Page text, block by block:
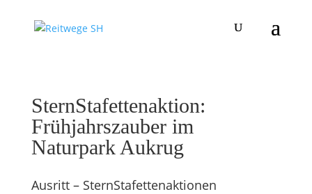
SternStafettenaktion:
Frühjahrszauber im
Naturpark Aukrug
Ausritt – SternStafettenaktionen